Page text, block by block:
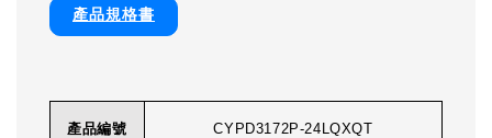
產品規格書
產品編號 CYPD3172P-24LQXQT